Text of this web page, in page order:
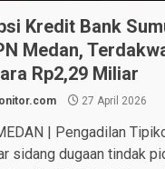
Kredit Bank
Medan,
Rp2,29 Miliar
27 April 2026
| Pengadilan
sidang dugaan tindak